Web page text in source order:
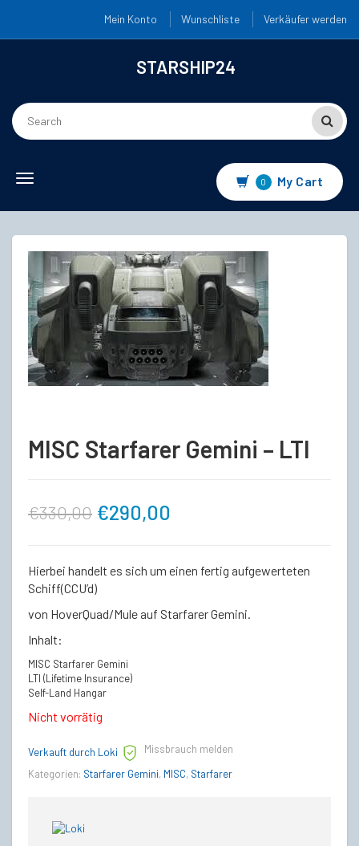
Mein Konto Wunschliste Verkäufer werden
STARSHIP24
Toggle
0 My Cart
MISC Starfarer Gemini – LTI
€330,00 Ursprünglicher
war:
€290,00
Hierbei handelt es sich um einen fertig aufgewerteten
Schiff(CCU’d)
von HoverQuad/Mule auf Starfarer Gemini.
Inhalt:
MISC Starfarer Gemini
LTI (Lifetime Insurance)
Self-Land Hangar
Nicht vorrätig
Verkauft durch Loki
Missbrauch melden
Kategorien: Starfarer Gemini, MISC, Starfarer